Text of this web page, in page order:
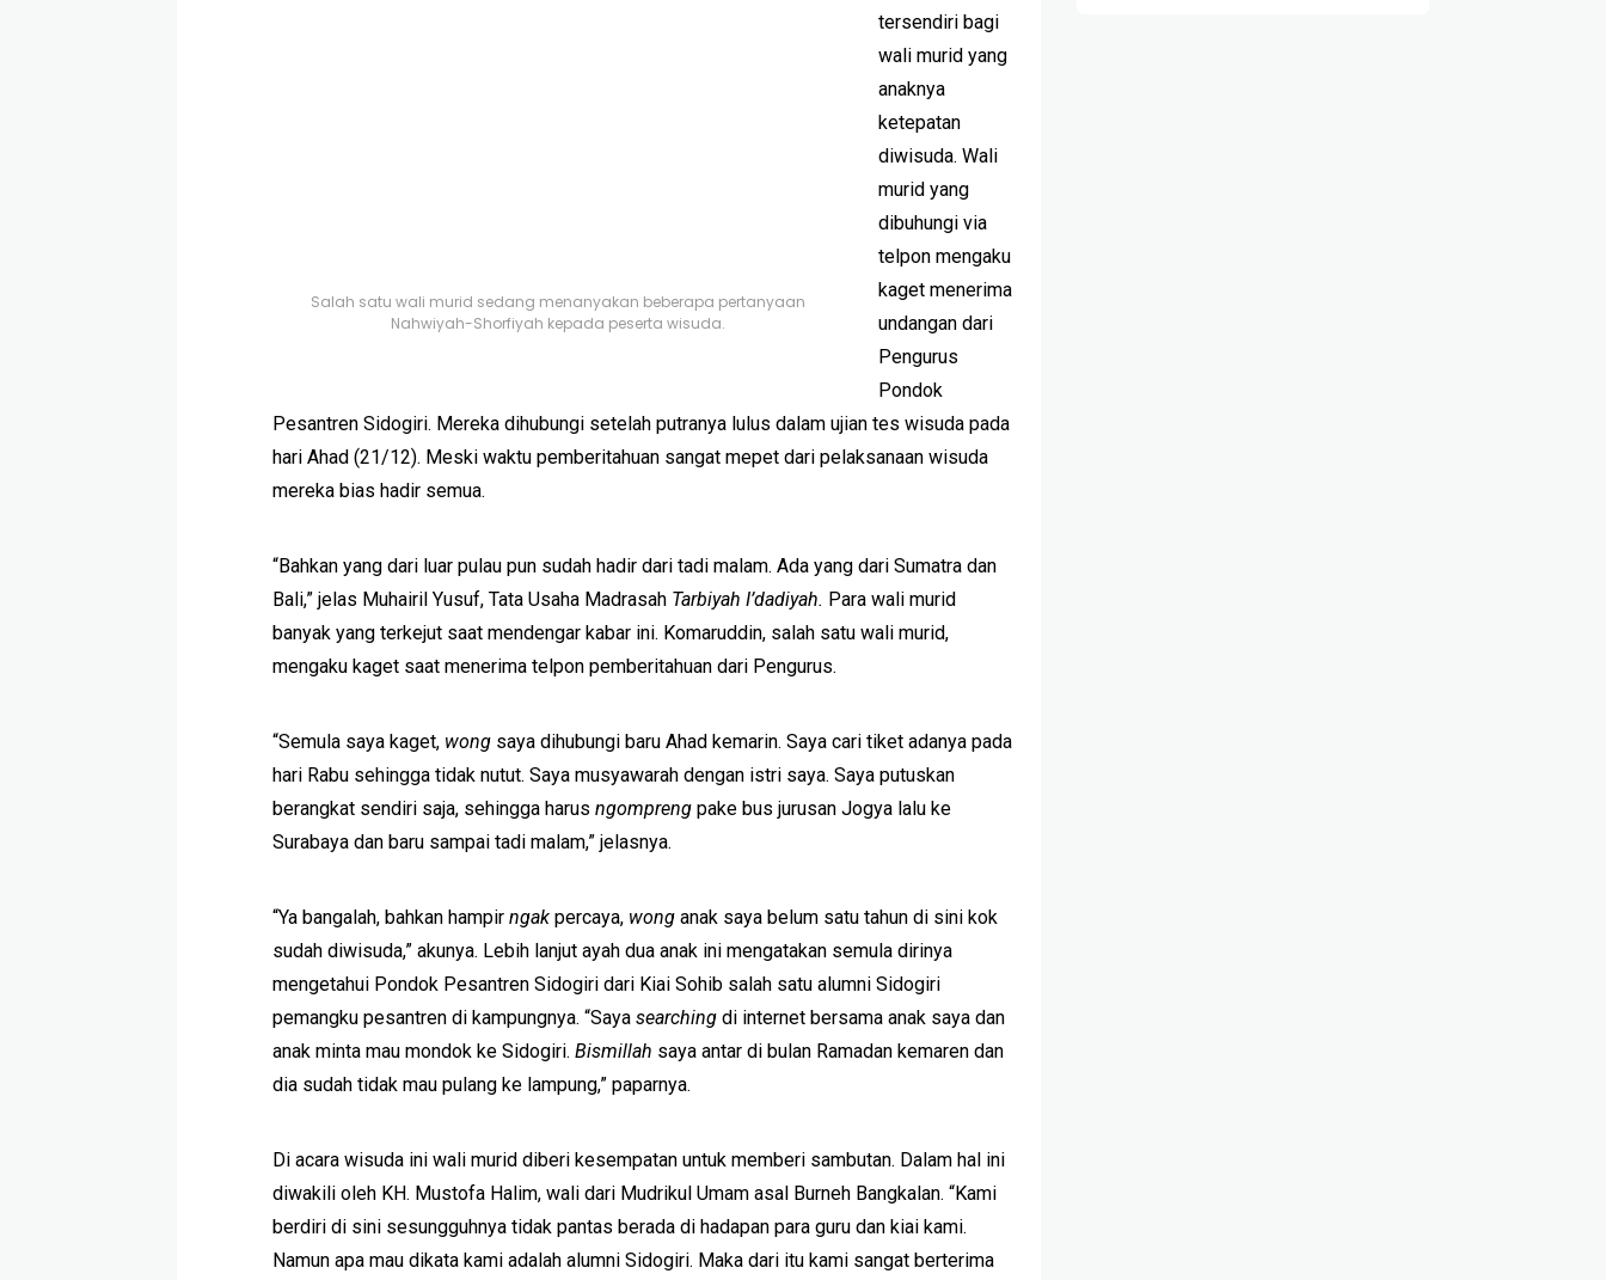
Salah satu wali murid sedang menanyakan beberapa pertanyaan
Nahwiyah-Shorfiyah kepada peserta wisuda.
tersendiri bagi
wali murid yang
anaknya
ketepatan
diwisuda. Wali
murid yang
dibuhungi via
telpon mengaku
kaget menerima
undangan dari
Pengurus
Pondok
Pesantren Sidogiri. Mereka dihubungi setelah putranya lulus dalam ujian tes wisuda pada
hari Ahad (21/12). Meski waktu pemberitahuan sangat mepet dari pelaksanaan wisuda
mereka bias hadir semua.
“Bahkan yang dari luar pulau pun sudah hadir dari tadi malam. Ada yang dari Sumatra dan
Bali,” jelas Muhairil Yusuf, Tata Usaha Madrasah Tarbiyah I’dadiyah. Para wali murid
banyak yang terkejut saat mendengar kabar ini. Komaruddin, salah satu wali murid,
mengaku kaget saat menerima telpon pemberitahuan dari Pengurus.
“Semula saya kaget, wong saya dihubungi baru Ahad kemarin. Saya cari tiket adanya pada
hari Rabu sehingga tidak nutut. Saya musyawarah dengan istri saya. Saya putuskan
berangkat sendiri saja, sehingga harus ngompreng pake bus jurusan Jogya lalu ke
Surabaya dan baru sampai tadi malam,” jelasnya.
“Ya bangalah, bahkan hampir ngak percaya, wong anak saya belum satu tahun di sini kok
sudah diwisuda,” akunya. Lebih lanjut ayah dua anak ini mengatakan semula dirinya
mengetahui Pondok Pesantren Sidogiri dari Kiai Sohib salah satu alumni Sidogiri
pemangku pesantren di kampungnya. “Saya searching di internet bersama anak saya dan
anak minta mau mondok ke Sidogiri. Bismillah saya antar di bulan Ramadan kemaren dan
dia sudah tidak mau pulang ke lampung,” paparnya.
Di acara wisuda ini wali murid diberi kesempatan untuk memberi sambutan. Dalam hal ini
diwakili oleh KH. Mustofa Halim, wali dari Mudrikul Umam asal Burneh Bangkalan. “Kami
berdiri di sini sesungguhnya tidak pantas berada di hadapan para guru dan kiai kami.
Namun apa mau dikata kami adalah alumni Sidogiri. Maka dari itu kami sangat berterima